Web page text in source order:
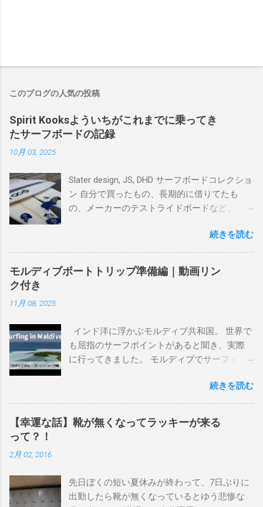
このブログの人気の投稿
Spirit Kooksよういちがこれまでに乗ってき
たサーフボードの記録
10月 03, 2025
Slater design, JS, DHD サーフボードコレクショ
ン 自分で買ったもの、長期的に借りてたも
の、メーカーのテストライドボードなど、イ
を書き残しているページです。 記録と残して
るので、過去のボードたちはもうすでに人に
譲って、手元に無いのがほとんどだけど。 色
んなサーフボードに乗って、サーフィンの世
ーメイドビーチ 最もロングライドしてきたポ
イント スナッパー、レインボーベイ、グリ
ーンマウント、クーリービーチ、キラ、レノ
狙っているポイント バーレー、キラ、レイ
ンボーベイ、クーリービーチ 絶対に入りたい
ポイント ベルズビーチ、グレートオーシャ
ナチュラル DHD DX-1
5'10"×18'3/8×2'3/16 Glassing Team 4×4
Extra Toe patch FCS Dacy 6'0 Nick Maz 5'5"×
続きを読む
モルディブボートトリップ準備編｜動画リン
ク付き
11月 08, 2025
インド洋に浮かぶモルディブ共和国。 世界で
も屈指のサーフポイントがあると聞き、実際
に行ってきました。 モルディブでサーフィン
テルやリゾートに滞在して目の前のブレイク
を独占するスタイル。もうひとつが、複数の
ポイントを巡る「ボートトリップ」です。 今
回はそのボートトリップで、時間と空間の贅
系YouTubeチャンネル「よういちチャンネル
Spirit Kooks」と、国内外のサーフトリップ専
続きを読む
【幸運な話】靴が無くなってラッキーが来る
って？！
2月 02, 2016
先日ぼくの短い夏休みが終わって、7日ぶりに
出勤したら靴が無くなっているとゆう悲惨な